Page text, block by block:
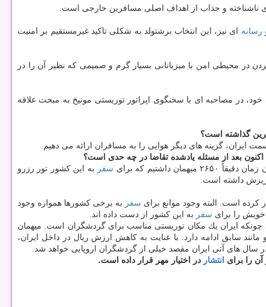
و جذاب از اهداف اصلی مسافرین خارجی است.
رسانه ای نیز، این انتخاب برشتولد به شكلی تاكید غیرمستقیم بر امنیت
در محیطی امن با میزبانانی بسیار گرم و صمیمی كه نظیر آن را در
در مصاحبه ای با سخنگوی اپراتور توریستی مونیخ به مبحث علاقه
گذاشته است؟
ایران، گزینه های دیگر هوایی را به مسافران ارائه می دهیم.
اكنون بعد از مسئله یادشده تقاضا در چه حدی است؟
داشتیم كه برای سفر به این كشور تور رزرو
است. البته وجود موانع برای سفر به برخی كشورها همواره وجود
خویش را برای سفر به این كشور از دست داده اند.
چونكه ایران یك مكان توریستی مناسب برای گردشگران است. میهمان
سابق ادامه دارد. با عنایت به كاهش ارزش ریال در داخل ایران،
سال های آتی ایران مقصد خیلی از گردشگران اروپایی خواهد شد.
انتشار در اختیار مهر قرار داده است.